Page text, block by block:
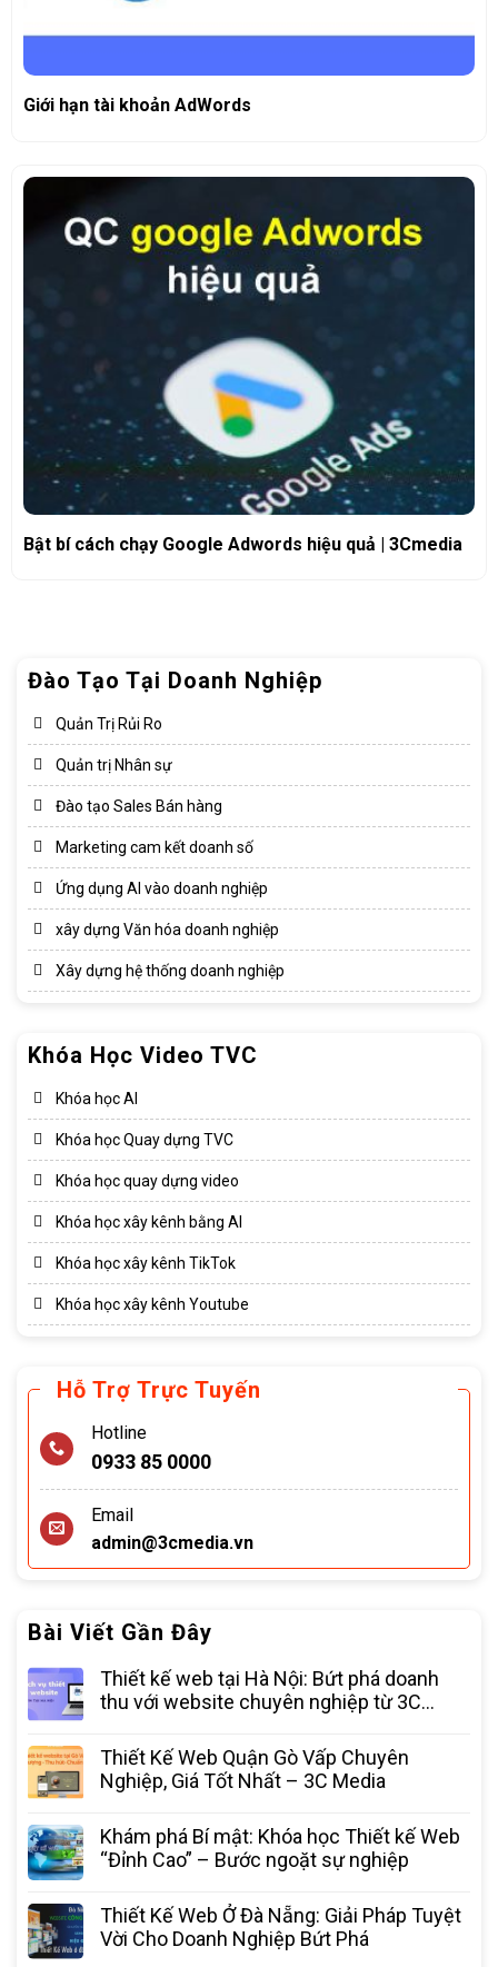
Đào Tạo Tại Doanh Nghiệp
Quản Trị Rủi Ro
Quản trị Nhân sự
Đào tạo Sales Bán hàng
Marketing cam kết doanh số
Ứng dụng AI vào doanh nghiệp
xây dựng Văn hóa doanh nghiệp​
Xây dựng hệ thống doanh nghiệp​
Khóa Học Video TVC
Khóa học AI
Khóa học Quay dựng TVC
Khóa học quay dựng video
Khóa học xây kênh bằng AI
Khóa học xây kênh TikTok
Khóa học xây kênh Youtube
Hỗ Trợ Trực Tuyến
Hotline
0933 85 0000
Email
admin@3cmedia.vn
Bài Viết Gần Đây
Thiết kế web tại Hà Nội: Bứt phá doanh
thu với website chuyên nghiệp từ 3C
Thiết Kế Web Quận Gò Vấp Chuyên
Nghiệp, Giá Tốt Nhất – 3C Media
Khám phá Bí mật: Khóa học Thiết kế Web
“Đỉnh Cao” – Bước ngoặt sự nghiệp
Thiết Kế Web Ở Đà Nẵng: Giải Pháp Tuyệt
Vời Cho Doanh Nghiệp Bứt Phá
Giới hạn tài khoản AdWords
Bật bí cách chạy Google Adwords hiệu quả | 3Cmedia